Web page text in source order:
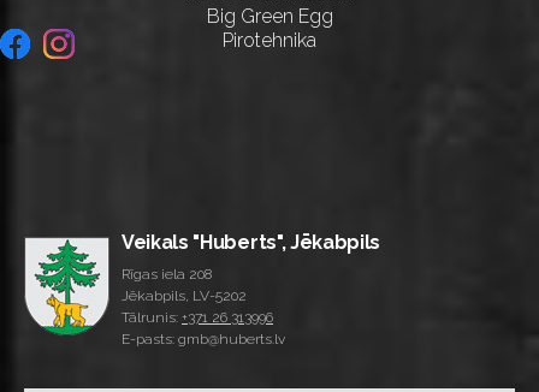
Big Green Egg
Pirotehnika
Veikals "Huberts", Jēkabpils
Rīgas iela 208
Jēkabpils, LV-5202
Tālrunis: +371 26 313996
E-pasts: gmb@huberts.lv